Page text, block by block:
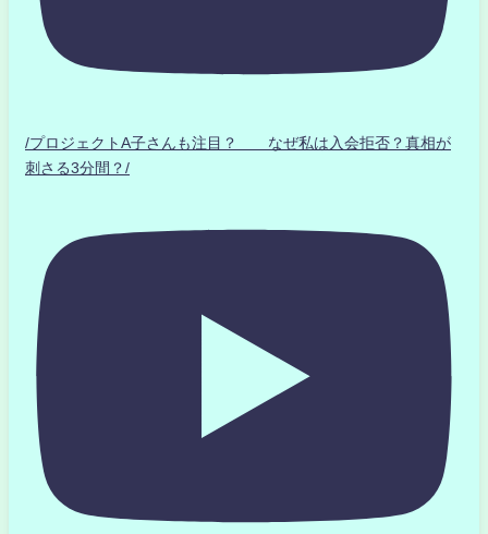
/プロジェクトA子さんも注目？ なぜ私は入会拒否？真相が
刺さる3分間？/